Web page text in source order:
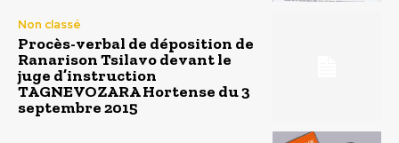
Non classé
Procès-verbal de déposition de
Ranarison Tsilavo devant le
juge d’instruction
TAGNEVOZARA Hortense du 3
septembre 2015